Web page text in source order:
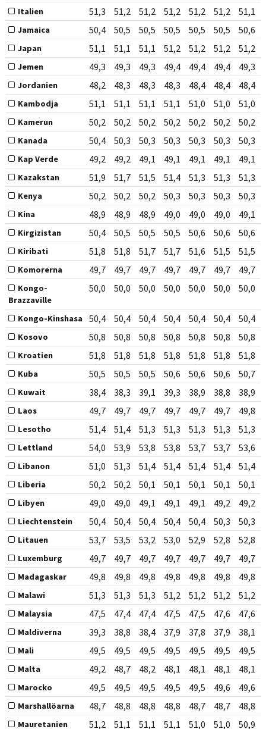
Italien 51,3 51,2 51,2 51,2 51,2 51,2 51,1
Jamaica 50,4 50,5 50,5 50,5 50,5 50,5 50,6
Japan 51,1 51,1 51,1 51,2 51,2 51,2 51,2
Jemen 49,3 49,3 49,3 49,4 49,4 49,4 49,3
Jordanien 48,2 48,3 48,3 48,3 48,4 48,4 48,4
Kambodja 51,1 51,1 51,1 51,1 51,0 51,0 51,0
Kamerun 50,2 50,2 50,2 50,2 50,2 50,2 50,2
Kanada 50,4 50,3 50,3 50,3 50,3 50,3 50,3
Kap Verde 49,2 49,2 49,1 49,1 49,1 49,1 49,1
Kazakstan 51,9 51,7 51,5 51,4 51,3 51,3 51,3
Kenya 50,2 50,2 50,2 50,3 50,3 50,3 50,3
Kina 48,9 48,9 48,9 49,0 49,0 49,0 49,1
Kirgizistan 50,4 50,5 50,5 50,5 50,6 50,6 50,6
Kiribati 51,8 51,8 51,7 51,7 51,6 51,5 51,5
Komorerna 49,7 49,7 49,7 49,7 49,7 49,7 49,7
Kongo-
Brazzaville
50,0 50,0 50,0 50,0 50,0 50,0 50,0
Kongo-Kinshasa 50,4 50,4 50,4 50,4 50,4 50,4 50,4
Kosovo 50,8 50,8 50,8 50,8 50,8 50,8 50,8
Kroatien 51,8 51,8 51,8 51,8 51,8 51,8 51,8
Kuba 50,5 50,5 50,5 50,6 50,6 50,6 50,7
Kuwait 38,4 38,3 39,1 39,3 38,9 38,8 38,9
Laos 49,7 49,7 49,7 49,7 49,7 49,7 49,8
Lesotho 51,4 51,4 51,3 51,3 51,3 51,3 51,3
Lettland 54,0 53,9 53,8 53,8 53,7 53,7 53,6
Libanon 51,0 51,3 51,4 51,4 51,4 51,4 51,4
Liberia 50,2 50,2 50,1 50,1 50,1 50,1 50,1
Libyen 49,0 49,0 49,1 49,1 49,1 49,2 49,2
Liechtenstein 50,4 50,4 50,4 50,4 50,4 50,3 50,3
Litauen 53,7 53,5 53,2 53,0 52,9 52,8 52,8
Luxemburg 49,7 49,7 49,7 49,7 49,7 49,7 49,7
Madagaskar 49,8 49,8 49,8 49,8 49,8 49,8 49,8
Malawi 51,3 51,3 51,3 51,2 51,2 51,2 51,2
Malaysia 47,5 47,4 47,4 47,5 47,5 47,6 47,6
Maldiverna 39,3 38,8 38,4 37,9 37,8 37,9 38,1
Mali 49,5 49,5 49,5 49,5 49,5 49,5 49,5
Malta 49,2 48,7 48,2 48,1 48,1 48,1 48,1
Marocko 49,5 49,5 49,5 49,5 49,5 49,6 49,6
Marshallöarna 48,7 48,8 48,8 48,8 48,7 48,7 48,8
Mauretanien 51,2 51,1 51,1 51,1 51,0 51,0 50,9